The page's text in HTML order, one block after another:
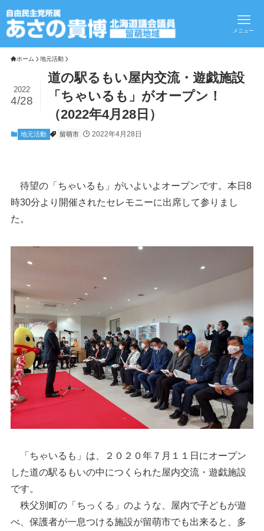
メニュー
ホーム 地元活動
道の駅るもい屋内交流・遊戯施設
「ちゃいるも」がオープン！
（2022年4月28日）
2022
4/28
地元活動 留萌市 2022年4月28日
待望の「ちゃいるも」がいよいよオープンです。本日8
時30分より開催されたセレモニーに出席して参りまし
た。
「ちゃいるも」は、２０２０年７月１１日にオープン
した道の駅るもいの中につくられた屋内交流・遊戯施設
です。
秩父別町の「ちっくる」のような、屋内で子どもが遊
べ、保護者が一息つける施設が留萌市でも出来ると、多